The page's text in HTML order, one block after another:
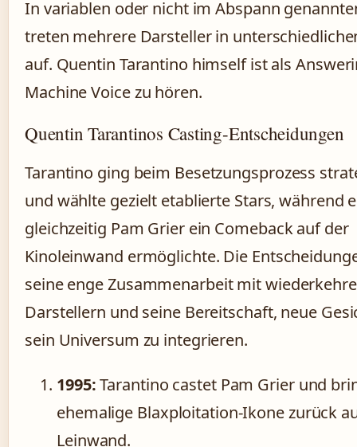
In variablen oder nicht im Abspann
treten mehrere Darsteller in
auf. Quentin Tarantino himself ist als
Machine Voice zu hören.
Quentin Tarantinos Casting-Entscheidungen
Tarantino ging beim Besetzungsprozess
und wählte gezielt etablierte Stars, während
gleichzeitig Pam Grier ein Comeback auf der
Kinoleinwand ermöglichte. Die
seine enge Zusammenarbeit mit
Darstellern und seine Bereitschaft, neue
sein Universum zu integrieren.
1995:Tarantino castet Pam Grier und
ehemalige Blaxploitation-Ikone zurück
Leinwand.